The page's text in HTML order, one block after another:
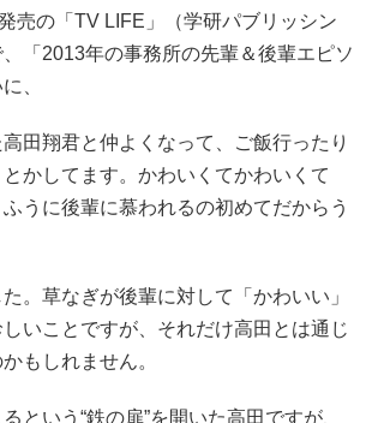
売の「TV LIFE」（学研パブリッシン
「2013年の事務所の先輩＆後輩エピソ
、
高田翔君と仲よくなって、ご飯行ったり
かしてます。かわいくてかわいくて
ふうに後輩に慕われるの初めてだからう
。草なぎが後輩に対して「かわいい」
いことですが、それだけ高田とは通じ
もしれません。
という“鉄の扉”を開いた高田ですが、